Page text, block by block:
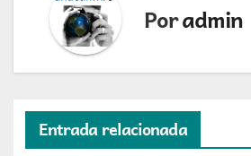
Poradmin
Entrada relacionada